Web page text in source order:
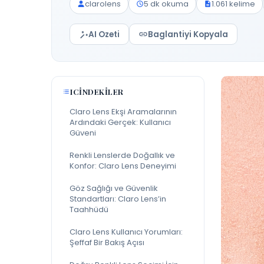
clarolens 5 dk okuma 1.061 kelime
AI Ozeti Baglantiyi Kopyala
ICINDEKILER
Claro Lens Ekşi Aramalarının
Ardındaki Gerçek: Kullanıcı
Güveni
Renkli Lenslerde Doğallık ve
Konfor: Claro Lens Deneyimi
Göz Sağlığı ve Güvenlik
Standartları: Claro Lens’in
Taahhüdü
Claro Lens Kullanıcı Yorumları:
Şeffaf Bir Bakış Açısı